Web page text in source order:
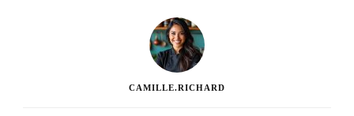
CAMILLE.RICHARD